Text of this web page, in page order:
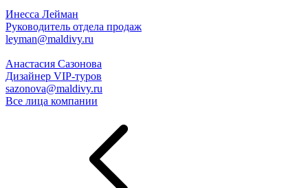
Инесса Лейман
Руководитель отдела продаж
leyman@maldivy.ru
Анастасия Сазонова
Дизайнер VIP-туров
sazonova@maldivy.ru
Все лица компании